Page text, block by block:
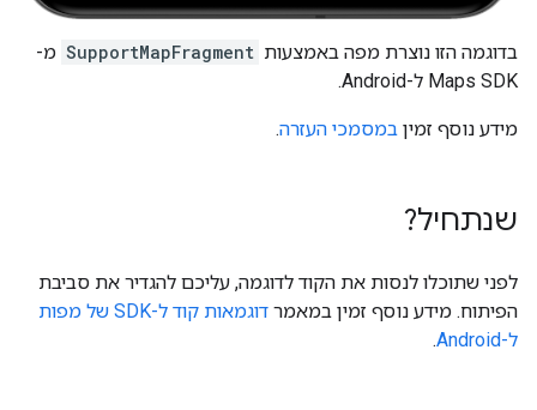
בדוגמה הזו נוצרת מפה באמצעות SupportMapFragment מ-
Maps SDK ל-Android.
מידע נוסף זמין במסמכי העזרה.
שנתחיל?
לפני שתוכלו לנסות את הקוד לדוגמה, עליכם להגדיר את סביבת
הפיתוח. מידע נוסף זמין במאמר
דוגמאות קוד ל-SDK של מפות
ל-Android
.